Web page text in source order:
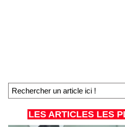
LES ARTICLES LES